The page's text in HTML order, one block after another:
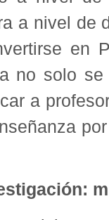
a nivel de
en
no solo
a